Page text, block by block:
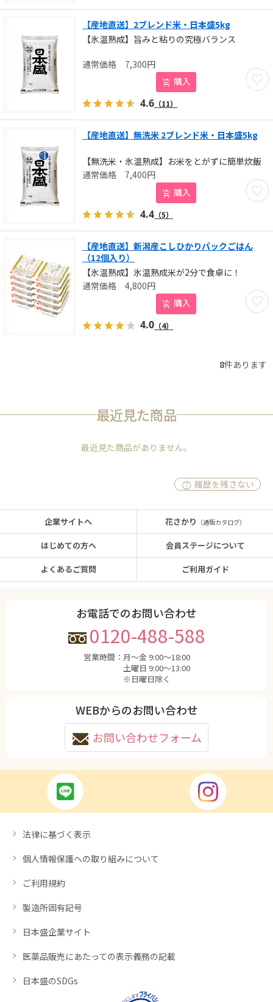
【産地直送】2ブレンド米・日本盛5kg
【氷温熟成】旨みと粘りの究極バランス
お気
7,300円
購入
4.6 （11）
【産地直送】無洗米 2ブレンド米・日本盛5kg
【無洗米・氷温熟成】お米をとがずに簡単炊飯
お気
7,400円
購入
4.4 （5）
【産地直送】新潟産こしひかりパックごはん
（12個入り）
【氷温熟成】氷温熟成米が2分で食卓に！
お気
4,800円
購入
4.0 （4）
8件あります
最近見た商品
最近見た商品がありません。
履歴を残さない
企業サイトへ
はじめての方へ
よくあるご質問
花さかり （通販カタログ）
会員ステージについて
ご利用ガイド
お電話でのお問い合わせ
0120-488-588
営業時間： 月〜金 9:00〜18:00
土曜日 9:00〜13:00
※日曜日除く
WEBからのお問い合わせ
お問い合わせフォーム
法律に基づく表示
個人情報保護への取り組みについて
ご利用規約
製造所固有記号
日本盛企業サイト
医薬品販売にあたっての表示義務の記載
日本盛のSDGs